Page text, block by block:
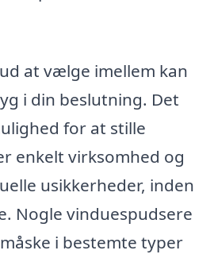
at vælge imellem kan
i din beslutning. Det
for at stille
enkelt virksomhed og
usikkerheder, inden
Nogle vinduespudsere
i bestemte typer